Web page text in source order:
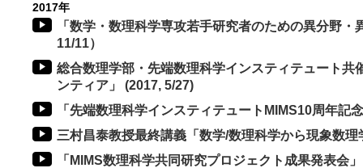
2017年
「数学・数理科学専攻若手研究者のための異分野
11/11）
総合数理学部・先端数理科学インスティテュート共
ンティア」 (2017, 5/27)
「先端数理科学インスティテュートMIMS10周年記
三村昌泰教授最終講義「数学/数理科学から現象数
「MIMS数理科学共同研究プロジェクト成果発表会